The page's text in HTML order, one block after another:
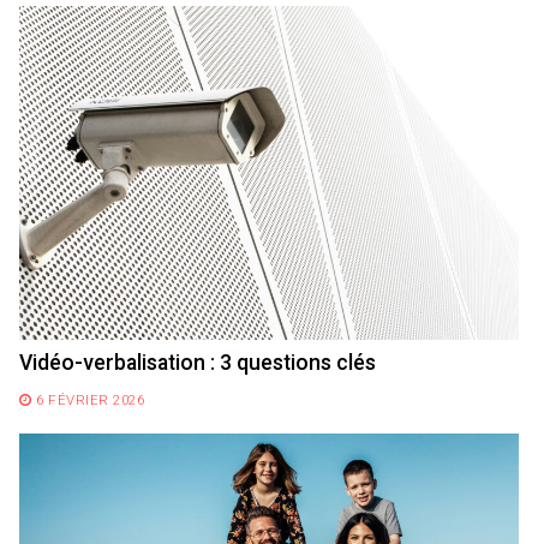
Vidéo-verbalisation : 3 questions clés
6 FÉVRIER 2026